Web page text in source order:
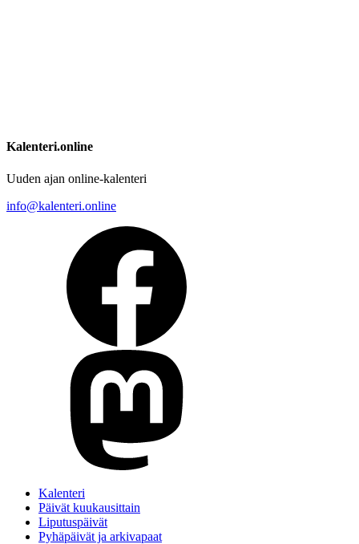
Kalenteri.online
Uuden ajan online-kalenteri
info@kalenteri.online
Kalenteri
Päivät kuukausittain
Liputuspäivät
Pyhäpäivät ja arkivapaat